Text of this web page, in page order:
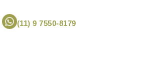
(11) 9 7550-8179